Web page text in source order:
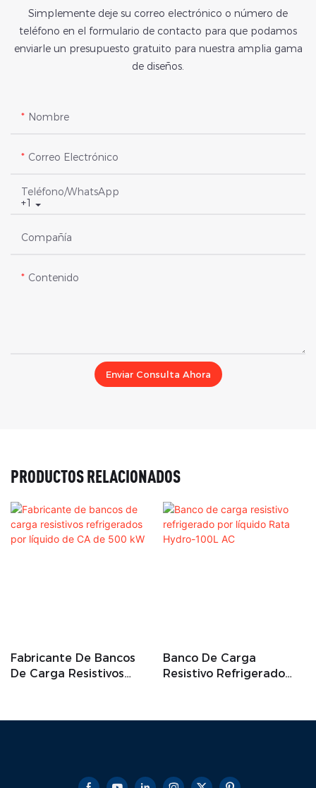
Simplemente deje su correo electrónico o número de
teléfono en el formulario de contacto para que podamos
enviarle un presupuesto gratuito para nuestra amplia gama
de diseños.
Nombre
Correo Electrónico
+1
Teléfono/WhatsApp
Compañía
Contenido
Enviar Consulta Ahora
PRODUCTOS RELACIONADOS
Fabricante De Bancos
De Carga Resistivos
Banco De Carga
Resistivo Refrigerado